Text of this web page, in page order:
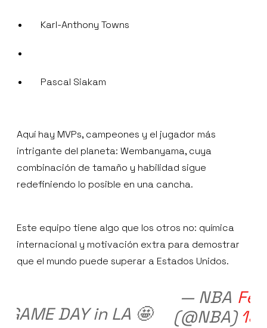
Karl-Anthony Towns
Pascal Siakam
Aquí hay MVPs, campeones y el jugador más
intrigante del planeta: Wembanyama, cuya
combinación de tamaño y habilidad sigue
redefiniendo lo posible en una cancha.
Este equipo tiene algo que los otros no: química
internacional y motivación extra para demostrar
que el mundo puede superar a Estados Unidos.
GAME DAY in LA 🤩
— NBA
(@NBA)